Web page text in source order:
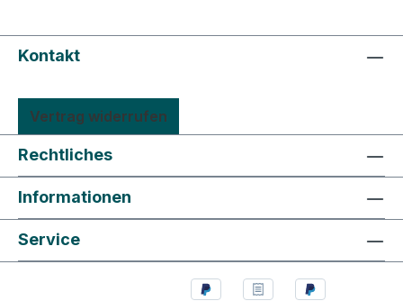
Kontakt
Vertrag widerrufen
Rechtliches
Informationen
Service